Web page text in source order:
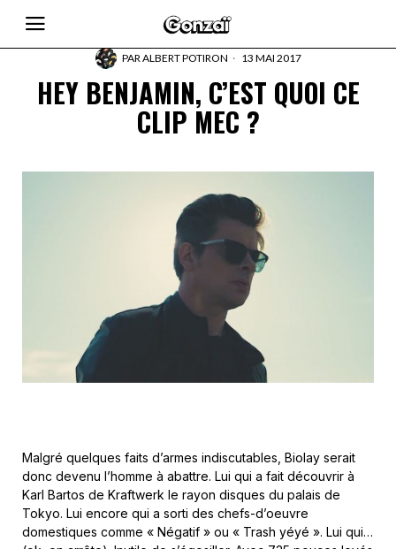
PARALBERT POTIRON 13 MAI 2017
HEY BENJAMIN, C’EST QUOI CE
CLIP MEC ?
Malgré quelques faits d’armes indiscutables, Biolay serait
donc devenu l’homme à abattre. Lui qui a fait découvrir à
Karl Bartos de Kraftwerk le rayon disques du palais de
Tokyo. Lui encore qui a sorti des chefs-d’oeuvre
domestiques comme « Négatif » ou « Trash yéyé ». Lui qui…